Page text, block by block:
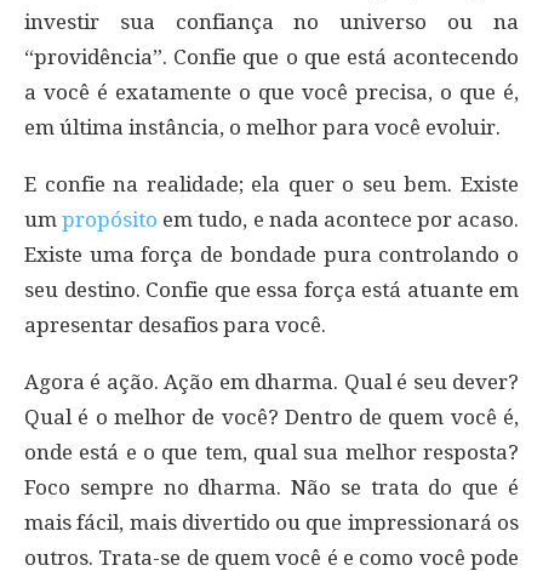
investir sua confiança no universo ou na
“providência”. Confie que o que está acontecendo
a você é exatamente o que você precisa, o que é,
em última instância, o melhor para você evoluir.
E confie na realidade; ela quer o seu bem. Existe
umpropósito em tudo, e nada acontece por acaso.
Existe uma força de bondade pura controlando o
seu destino. Confie que essa força está atuante em
apresentar desafios para você.
Agora é ação. Ação em dharma. Qual é seu dever?
Qual é o melhor de você? Dentro de quem você é,
onde está e o que tem, qual sua melhor resposta?
Foco sempre no dharma. Não se trata do que é
mais fácil, mais divertido ou que impressionará os
outros. Trata-se de quem você é e como você pode